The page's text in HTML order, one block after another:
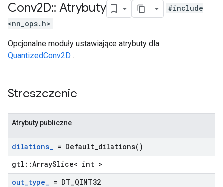
Conv2D:: Atrybuty
#include
<nn_ops.h>
Opcjonalne moduły ustawiające atrybuty dla
QuantizedConv2D .
Streszczenie
Atrybuty publiczne
dilations_ = Default_dilations( )
gtl::ArraySlice< int >
out_type_ = DT QINT32